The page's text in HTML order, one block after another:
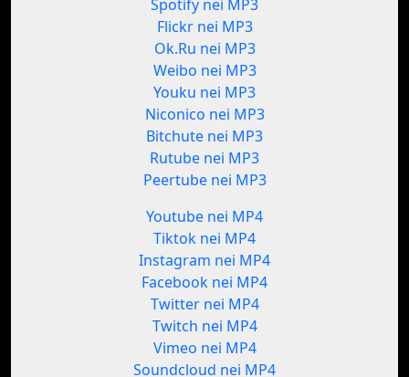
Spotify nei MP3
Flickr nei MP3
Ok.Ru nei MP3
Weibo nei MP3
Youku nei MP3
Niconico nei MP3
Bitchute nei MP3
Rutube nei MP3
Peertube nei MP3
Youtube nei MP4
Tiktok nei MP4
Instagram nei MP4
Facebook nei MP4
Twitter nei MP4
Twitch nei MP4
Vimeo nei MP4
Soundcloud nei MP4